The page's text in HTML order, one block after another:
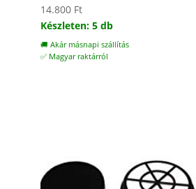
14.800 Ft
Készleten: 5 db
🚚 Akár másnapi szállítás
✅ Magyar raktárról